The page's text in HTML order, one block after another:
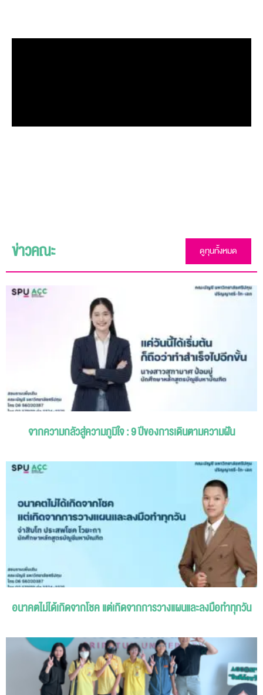
ข่าวคณะ ดูทุนทั้งหมด
จากความกลัวสู่ความภูมิใจ : 9 ปีของการเดินตามความฝัน
อนาคตไม่ได้เกิดจากโชค แต่เกิดจากการวางแผนและลงมือทำทุกวัน